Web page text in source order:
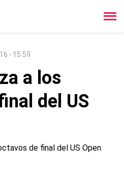
- 15:59
a los
del US